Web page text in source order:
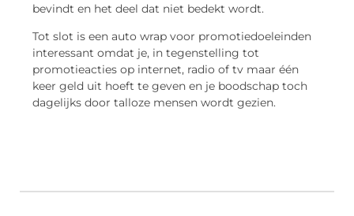
bevindt en het deel dat niet bedekt wordt.
Tot slot is een auto wrap voor promotiedoeleinden
interessant omdat je, in tegenstelling tot
promotieacties op internet, radio of tv maar één
keer geld uit hoeft te geven en je boodschap toch
dagelijks door talloze mensen wordt gezien.